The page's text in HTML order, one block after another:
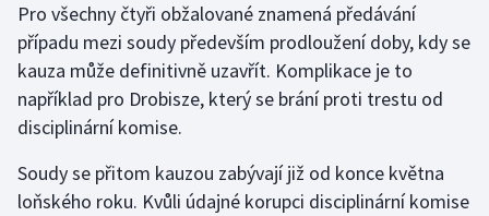
Sportovní střelba
Stolní tenis
Triatlon
Veslování
Pro všechny čtyři obžalované znamená předávání
případu mezi soudy především prodloužení doby, kdy se
kauza může definitivně uzavřít. Komplikace je to
například pro Drobisze, který se brání proti trestu od
disciplinární komise.
Soudy se přitom kauzou zabývají již od konce května
loňského roku. Kvůli údajné korupci disciplinární komise